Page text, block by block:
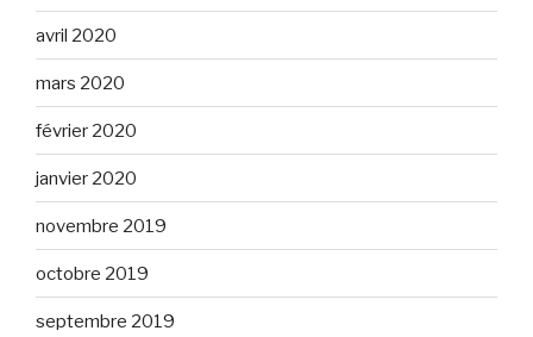
avril 2020
mars 2020
février 2020
janvier 2020
novembre 2019
octobre 2019
septembre 2019